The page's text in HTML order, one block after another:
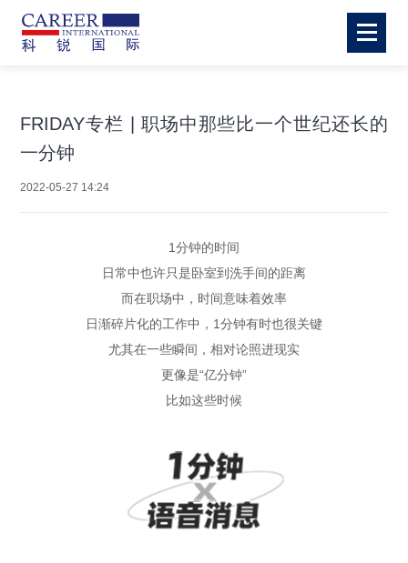
FRIDAY专栏 | 职场中那些比一个世纪还长的
一分钟
2022-05-27 14:24
1分钟的时间
日常中也许只是卧室到洗手间的距离
而在职场中，时间意味着效率
日渐碎片化的工作中，1分钟有时也很关键
尤其在一些瞬间，相对论照进现实
更像是“亿分钟”
比如这些时候